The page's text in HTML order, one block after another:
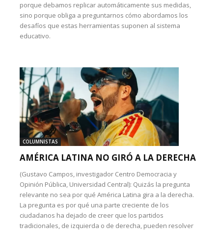
porque debamos replicar automáticamente sus medidas,
sino porque obliga a preguntarnos cómo abordamos los
desafíos que estas herramientas suponen al sistema
educativo.
COLUMNISTAS
AMÉRICA LATINA NO GIRÓ A LA DERECHA
(Gustavo Campos, investigador Centro Democracia y
Opinión Pública, Universidad Central): Quizás la pregunta
relevante no sea por qué América Latina gira a la derecha.
La pregunta es por qué una parte creciente de los
ciudadanos ha dejado de creer que los partidos
tradicionales, de izquierda o de derecha, pueden resolver